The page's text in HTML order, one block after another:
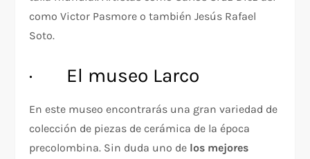
como Victor Pasmore o también Jesús Rafael
Soto.
· El museo Larco
En este museo encontrarás una gran variedad de
colección de piezas de cerámica de la época
precolombina. Sin duda uno de los mejores